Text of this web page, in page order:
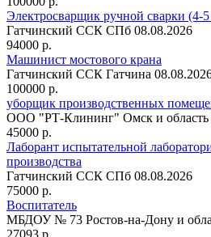
Электросварщик ручной сварки (4-5
Гатчинский ССК СПб 08.08.2026
94000 р.
Машинист мостового крана
Гатчинский ССК Гатчина
100000 р.
уборщик производственных
ООО "РТ-Клининг" Омск и область
45000 р.
Лаборант испытательной
производства
Гатчинский ССК СПб 08.08.2026
75000 р.
Воспитатель
МБДОУ № 73 Ростов-на-Дону и